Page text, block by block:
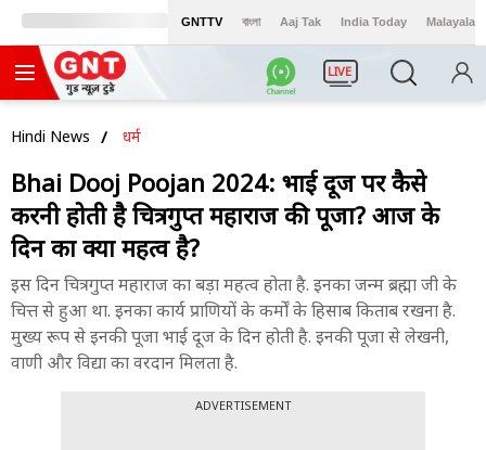
GNTTV বাংলা Aaj Tak India Today Malayalam
LIVE
Hindi News धर्म
Bhai Dooj Poojan 2024: भाई दूज पर कैसे
करनी होती है चित्रगुप्त महाराज की पूजा? आज के
दिन का क्या महत्व है?
इस दिन चित्रगुप्त महाराज का बड़ा महत्व होता है. इनका जन्म ब्रह्मा जी के
चित्त से हुआ था. इनका कार्य प्राणियों के कर्मों के हिसाब किताब रखना है.
मुख्य रूप से इनकी पूजा भाई दूज के दिन होती है. इनकी पूजा से लेखनी,
वाणी और विद्या का वरदान मिलता है.
ADVERTISEMENT